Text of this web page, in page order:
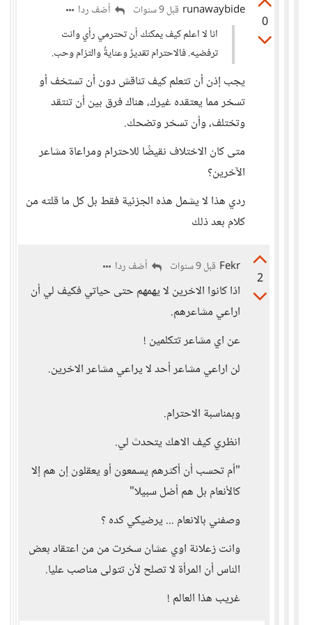
0
runawaybide قبل 9 سنوات
أضف ردا
انا لا اعلم كيف يمكنك أن تحترمي رأي وانت
ترفضيه. فالاحترام تقديرٌ وعنايةٌ والتزام وحب.
يجب إذن أن تتعلم كيف تناقش دون أن تستخف أو
تسخر مما يعتقده غيرك، هناك فرق بين أن تنتقد
وتختلف، وأن تسخر وتضحك.
متى كان الاختلاف نقيضًا للاحترام ومراعاة مشاعر
الآخرين؟
ردي هذا لا يشمل هذه الجزئية فقط بل كل ما قلته من
كلام بعد ذلك
2
Fekr قبل 9 سنوات أضف ردا
اذا كانوا الاخرين لا يهمهم حتى حياتي فكيف لي أن
اراعي مشاعرهم.
عن اي مشاعر تتكلمين !
لن اراعي مشاعر أحد لا يراعي مشاعر الاخرين.
وبمناسبة الاحترام.
انظري كيف الاهك يتحدث لي.
"أم تحسب أن أكثرهم يسمعون أو يعقلون إن هم إلا
كالأنعام بل هم أضل سبيلا"
وصفني بالانعام ... يرضيكي كده ؟
وانت زعلانة اوي عشان سخرت من من اعتقاد بعض
الناس أن المرأة لا تصلح لأن تتولى مناصب عليا.
غريب هذا العالم !